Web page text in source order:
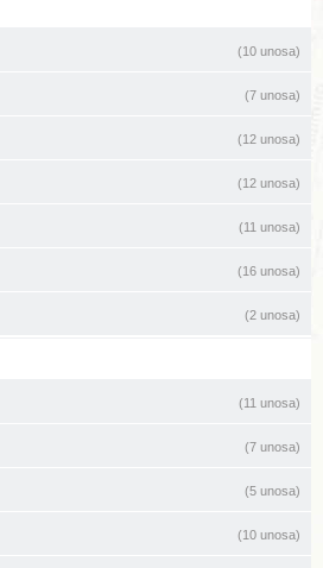
(10 unosa)
(7 unosa)
(12 unosa)
(12 unosa)
(11 unosa)
(16 unosa)
(2 unosa)
(11 unosa)
(7 unosa)
(5 unosa)
(10 unosa)